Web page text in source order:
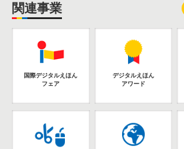
関連事業
国際デジタルえほん
フェア
デジタルえほん
アワード